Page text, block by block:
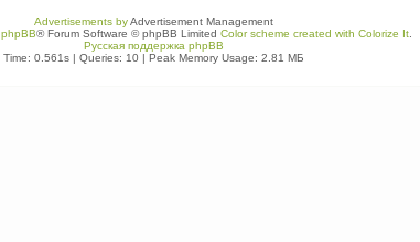
Advertisements byAdvertisement Management
phpBB® Forum Software © phpBB Limited Color scheme created with Colorize It
Русская поддержка phpBB
Time: 0.561s| Queries: 10| Peak Memory Usage: 2.81 МБ